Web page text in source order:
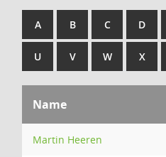
A B C D
U V W X
Name
Martin Heeren